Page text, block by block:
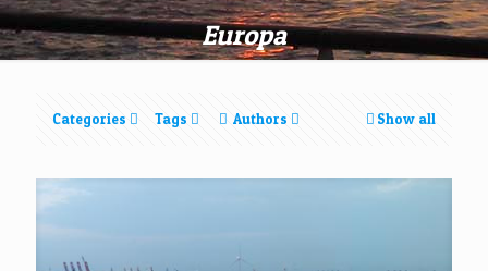
Europa
Categories Tags Authors Show all